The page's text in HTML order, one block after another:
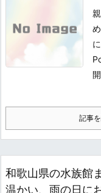
記事
和歌山県の水族館
温かい、雨の日に